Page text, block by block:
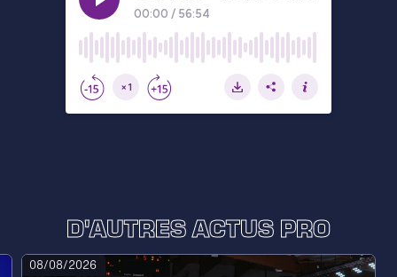
D'AUTRES ACTUS PRO
08/08/2026